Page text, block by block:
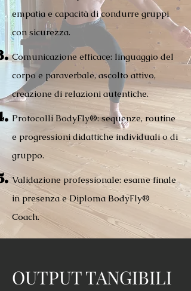
empatia e capacità di condurre gruppi
con sicurezza.
Comunicazione efficace: linguaggio del
corpo e paraverbale, ascolto attivo,
creazione di relazioni autentiche.
Protocolli BodyFly®: sequenze, routine
e progressioni didattiche individuali o di
gruppo.
Validazione professionale: esame finale
in presenza e Diploma BodyFly®
Coach.
OUTPUT TANGIBILI